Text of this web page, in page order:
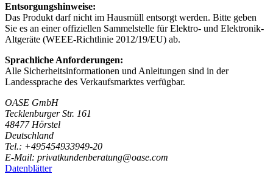
Entsorgungshinweise:
Das Produkt darf nicht im Hausmüll entsorgt werden. Bitte geben
Sie es an einer offiziellen Sammelstelle für Elektro- und Elektronik-
Altgeräte (WEEE-Richtlinie 2012/19/EU) ab.
Sprachliche Anforderungen:
Alle Sicherheitsinformationen und Anleitungen sind in der
Landessprache des Verkaufsmarktes verfügbar.
OASE GmbH
Tecklenburger Str. 161
48477 Hörstel
Deutschland
Tel.: +495454933949-20
E-Mail: privatkundenberatung@oase.com
Datenblätter